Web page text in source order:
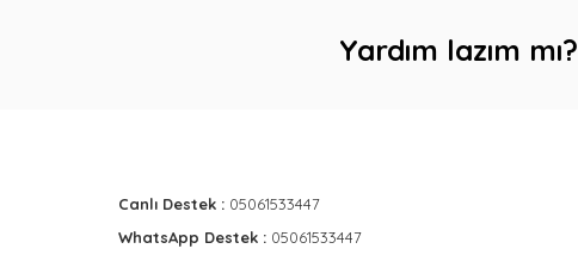
Yardım lazım mı?
Canlı Destek : 05061533447
WhatsApp Destek : 05061533447